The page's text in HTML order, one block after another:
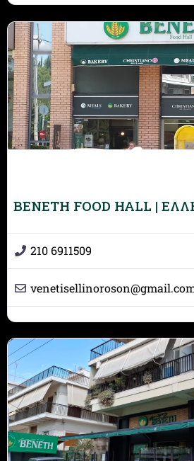
BENETH FOOD HALL |
210 6911509
venetisellinoroson@